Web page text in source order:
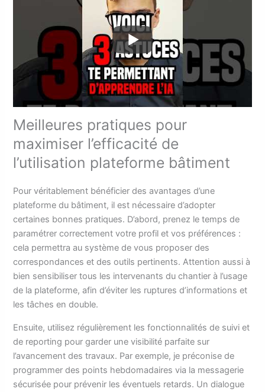
Meilleures pratiques pour
maximiser l’efficacité de
l’utilisation plateforme bâtiment
Pour véritablement bénéficier des avantages d’une
plateforme du bâtiment, il est nécessaire d’adopter
certaines bonnes pratiques. D’abord, prenez le temps de
paramétrer correctement votre profil et vos préférences :
cela permettra au système de vous proposer des
correspondances et des outils pertinents. Attention aussi à
bien sensibiliser tous les intervenants du chantier à l’usage
de la plateforme, afin d’éviter les ruptures d’informations et
les tâches en double.
Ensuite, utilisez régulièrement les fonctionnalités de suivi et
de reporting pour garder une visibilité parfaite sur
l’avancement des travaux. Par exemple, je préconise de
programmer des points hebdomadaires via la messagerie
sécurisée pour prévenir les éventuels retards. Un dialogue